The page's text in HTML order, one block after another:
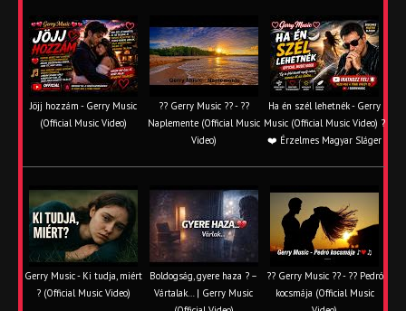
Jöjj hozzám - Gerry Music
(Official Music Video)
?? Gerry Music ?? - ??
Naplemente (Official Music
Video)
Ha én szél lehetnék - Gerry
Music (Official Music Video) ?️
❤️ Érzelmes Magyar Sláger
Gerry Music - Ki tudja, miért
? (Official Music Video)
Boldogság, gyere haza ? –
Vártalak… | Gerry Music
?? Gerry Music ?? - ?? Pedró
kocsmája (Official Music